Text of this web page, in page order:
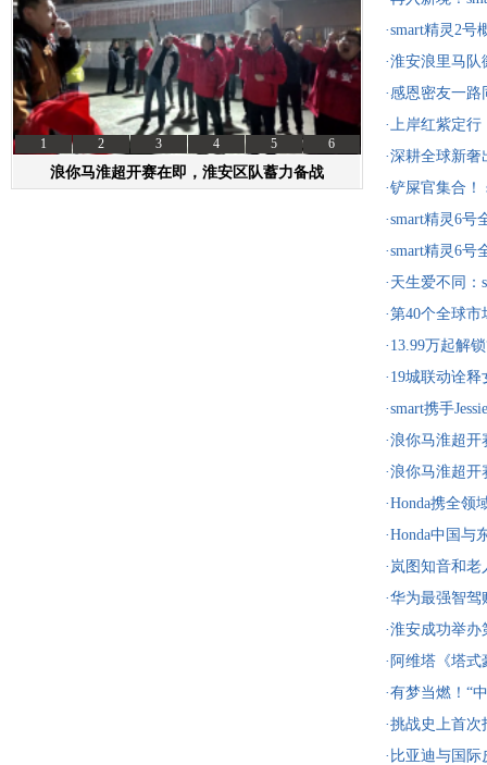
浪你马淮超开赛在即，淮安区队蓄力备战
1 2 3 4 5 6
阵持续扩容，
·smart精灵2
正式揭晓
·淮安浪里马
·感恩密友一
一口价14.29万
·上岸红紫定
火“开运搭子”
·深耕全球新
扩展至41个国
·铲屎官集合
前滩太古里
·smart精灵6
杆
·smart精灵6
杆
·天生爱不同
瞻 精灵6号将
·第40个全球
入哥斯达黎加
·13.99万起解
重礼遇，助你
·19城联动诠
·smart携手
·浪你马淮超
·浪你马淮超
·Honda携全
博览会
·Honda中国与
用车社会示范
·岚图知音和
养老生活
·华为最强智
轿车”必选阿维
·淮安成功举
投资1486.4亿元
·阿维塔《塔
一起见证中国
·有梦当燃！“
联赛启程
·挑战史上首
EM-P真安全更
·比亚迪与国